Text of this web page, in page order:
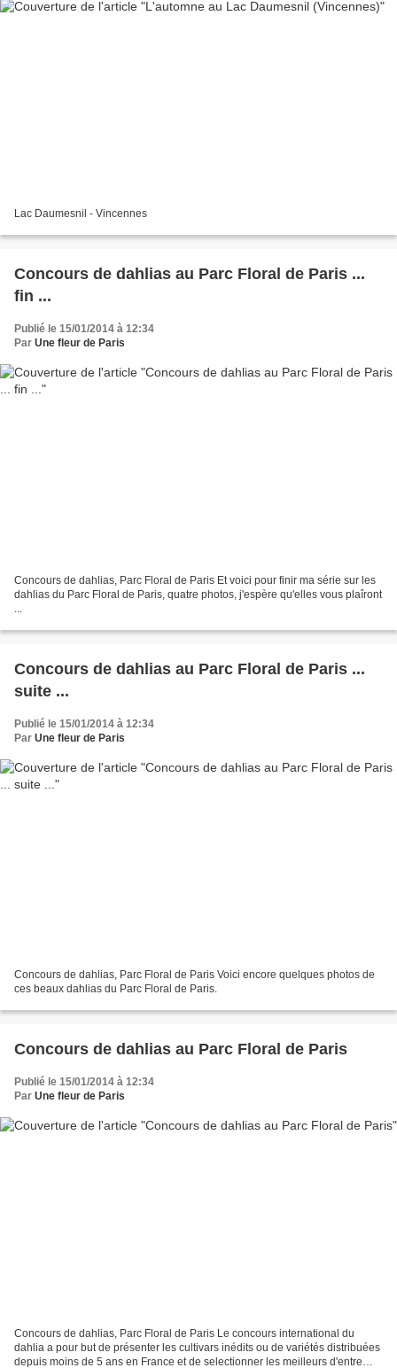
Lac Daumesnil - Vincennes
Concours de dahlias au Parc Floral de Paris ...
fin ...
Publié le 15/01/2014 à 12:34
Par Une fleur de Paris
Concours de dahlias, Parc Floral de Paris Et voici pour finir ma série sur les
dahlias du Parc Floral de Paris, quatre photos, j'espère qu'elles vous plaîront
Concours de dahlias au Parc Floral de Paris ...
suite ...
Publié le 15/01/2014 à 12:34
Par Une fleur de Paris
Concours de dahlias, Parc Floral de Paris Voici encore quelques photos de
ces beaux dahlias du Parc Floral de Paris.
Concours de dahlias au Parc Floral de Paris
Publié le 15/01/2014 à 12:34
Par Une fleur de Paris
Concours de dahlias, Parc Floral de Paris Le concours international du
dahlia a pour but de présenter les cultivars inédits ou de variétés distribuées
depuis moins de 5 ans en France et de selectionner les meilleurs d'entre